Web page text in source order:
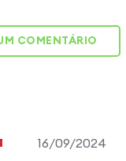
COMENTÁRIO
16/09/2024